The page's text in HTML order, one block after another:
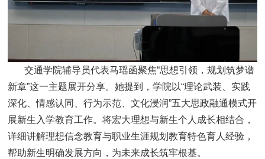
交通学院辅导员代表马瑶函聚焦“思想引领，规划筑梦谱
新章”这一主题展开分享。她提到，学院以“理论武装、实践
深化、情感认同、行为示范、文化浸润”五大思政融通模式开
展新生入学教育工作。将宏大理想与新生个人成长相结合，
详细讲解理想信念教育与职业生涯规划教育特色育人经验，
帮助新生明确发展方向，为未来成长筑牢根基。